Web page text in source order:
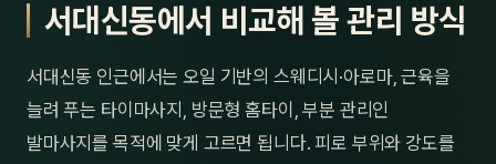
서대신동에서 비교해 볼 관리 방식
서대신동 인근에서는 오일 기반의 스웨디시·아로마, 근육을
늘려 푸는 타이마사지, 방문형 홈타이, 부분 관리인
발마사지를 목적에 맞게 고르면 됩니다. 피로 부위와 강도를